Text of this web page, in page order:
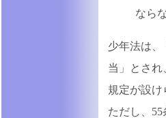
なら
少年法は、
当」とさ
規定が設け
ただし、